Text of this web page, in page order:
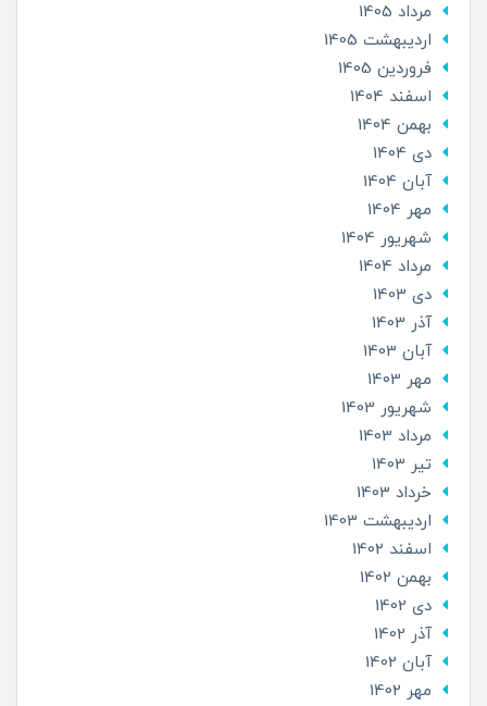
مرداد 1405
ارديبهشت 1405
فروردین 1405
اسفند 1404
بهمن 1404
دی 1404
آبان 1404
مهر 1404
شهریور 1404
مرداد 1404
دی 1403
آذر 1403
آبان 1403
مهر 1403
شهریور 1403
مرداد 1403
تير 1403
خرداد 1403
ارديبهشت 1403
اسفند 1402
بهمن 1402
دی 1402
آذر 1402
آبان 1402
مهر 1402